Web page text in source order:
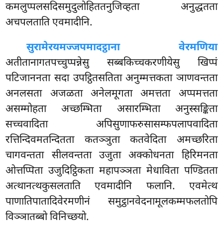
कमलुप्पलसदिसमुदुलोहिततनुजिव्हता अनुद्धतता
अचपलताति एवमादीनि.
सुरामेरयमज्जपमादट्ठाना वेरमणिया
अतीतानागतपच्चुप्पन्नेसु सब्बकिच्चकरणीयेसु खिप्पं
पटिजाननता सदा उपट्ठितसतिता अनुम्मत्तकता ञाणवन्तता
अनलसता अजळता अनेलमूगता अमत्तता अप्पमत्तता
असम्मोहता अच्छम्भिता असारम्भिता अनुस्सङ्किता
सच्चवादिता अपिसुणाफरुसासम्फपलापवादिता
रत्तिन्दिवमतन्दितता कतञ्ञुता कतवेदिता अमच्छरिता
चागवन्तता सीलवन्तता उजुता अक्कोधनता हिरिमनता
ओत्तप्पिता उजुदिट्ठिकता महापञ्ञता मेधाविता पण्डितता
अत्थानत्थकुसलताति एवमादीनि फलानि. एवमेत्थ
पाणातिपातादिवेरमणीनं समुट्ठानवेदनामूलकम्मफलतोपि
विञ्ञातब्बो विनिच्छयो.